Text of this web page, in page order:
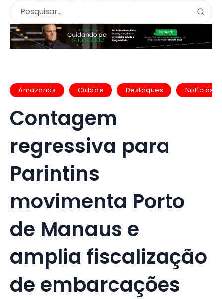
Amazonas Cidade Destaques Notícias
Contagem
regressiva para
Parintins
movimenta Porto
de Manaus e
amplia fiscalização
de embarcações